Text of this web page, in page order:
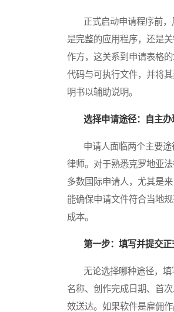
正式启动申请程序前，
是完整的应用程序，还是
作方，这关系到申请表格
代码与可执行文件，并将
明书以辅助说明。
选择申请途径：自主
申请人面临两个主要途
律师。对于熟悉克罗地亚
多数国际申请人，尤其是
能确保申请文件符合当地
成本。
第一步：填写并提交
无论选择哪种途径，填
名称、创作完成日期、首
效送达。如果软件是雇佣